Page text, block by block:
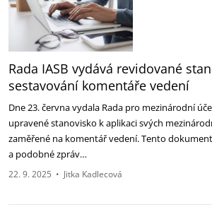
Rada IASB vydává revidované
sestavování komentáře ‎vedení
Dne 23. června vydala Rada pro mezinárodní
upravené stanovisko k aplikaci ‎svých
zaměřené na komentář vedení. Tento
a podobné zpráv…
22. 9. 2025 • Jitka Kadlecová